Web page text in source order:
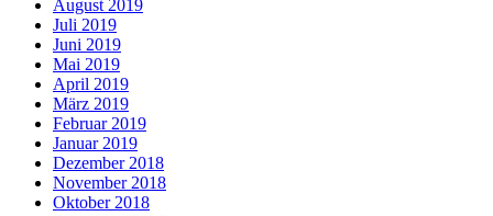
August 2019
Juli 2019
Juni 2019
Mai 2019
April 2019
März 2019
Februar 2019
Januar 2019
Dezember 2018
November 2018
Oktober 2018